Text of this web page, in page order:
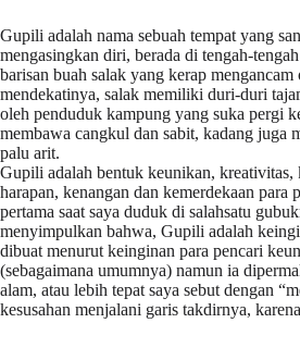
Gupili adalah nama sebuah tempat yang
mengasingkan diri, berada di tengah-
barisan buah salak yang kerap
mendekatinya, salak memiliki duri-duri
oleh penduduk kampung yang suka pergi
membawa cangkul dan sabit, kadang juga
palu arit.
Gupili adalah bentuk keunikan, kreativitas,
harapan, kenangan dan kemerdekaan para
pertama saat saya duduk di salahsatu
menyimpulkan bahwa, Gupili adalah
dibuat menurut keinginan para pencari
(sebagaimana umumnya) namun ia
alam, atau lebih tepat saya sebut dengan
kesusahan menjalani garis takdirnya,